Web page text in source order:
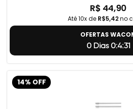
R$ 44,90
Até 10x de R$5,42no
OFERTAS
0 Dias 0:4:31
14% OFF